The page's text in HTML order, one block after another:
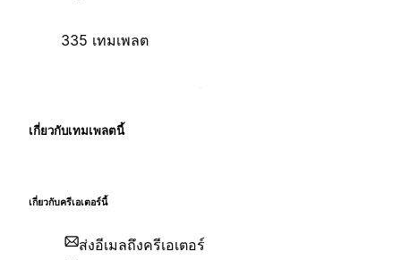
335 เทมเพลต
เกี่ยวกับเทมเพลตนี้
เกี่ยวกับครีเอเตอร์นี้
ส่งอีเมลถึงครีเอเตอร์